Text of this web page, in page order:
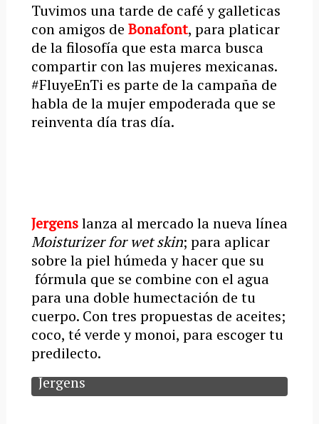
Tuvimos una tarde de café y galleticas
con amigos de Bonafont, para platicar
de la filosofía que esta marca busca
compartir con las mujeres mexicanas.
#FluyeEnTi es parte de la campaña de
habla de la mujer empoderada que se
reinventa día tras día.
Jergenslanza al mercado la nueva línea
Moisturizer for wet skin; para aplicar
sobre la piel húmeda y hacer que su
fórmula que se combine con el agua
para una doble humectación de tu
cuerpo. Con tres propuestas de aceites;
coco, té verde y monoi, para escoger tu
predilecto.
Jergens